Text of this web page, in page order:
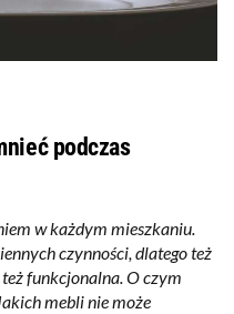
podczas
w każdym mieszkaniu.
czynności, dlatego też
funkcjonalna. O czym
mebli nie może